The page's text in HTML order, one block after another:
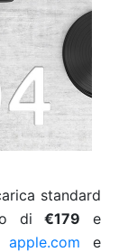
standard
di€179 e
apple.com e